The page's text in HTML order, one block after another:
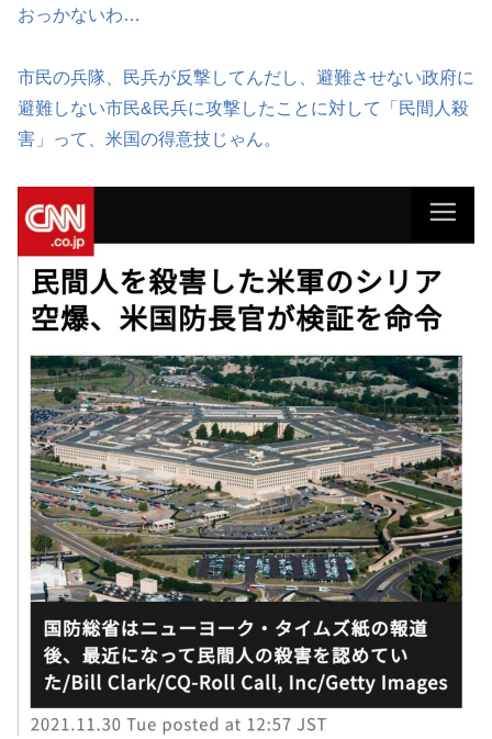
おっかないわ…
市民の兵隊、民兵が反撃してんだし、避難させない政府に
避難しない市民&民兵に攻撃したことに対して「民間人殺
害」って、米国の得意技じゃん。